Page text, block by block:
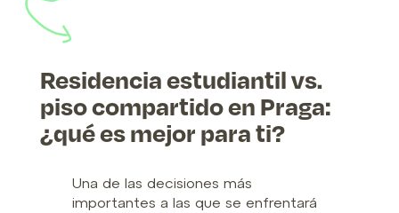
Residencia estudiantil vs.
piso compartido en Praga:
¿qué es mejor para ti?
Una de las decisiones más
importantes a las que se enfrentará